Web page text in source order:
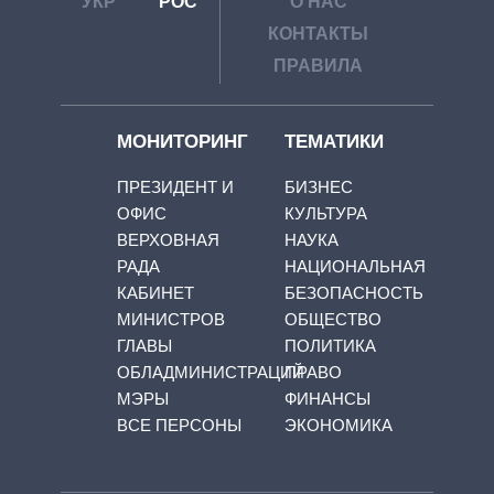
КОНТАКТЫ
ПРАВИЛА
МОНИТОРИНГ
ПРЕЗИДЕНТ И
ОФИС
ВЕРХОВНАЯ
РАДА
КАБИНЕТ
МИНИСТРОВ
ГЛАВЫ
ОБЛАДМИНИСТРАЦИЙ
МЭРЫ
ВСЕ ПЕРСОНЫ
ТЕМАТИКИ
БИЗНЕС
КУЛЬТУРА
НАУКА
НАЦИОНАЛЬНАЯ
БЕЗОПАСНОСТЬ
ОБЩЕСТВО
ПОЛИТИКА
ПРАВО
ФИНАНСЫ
ЭКОНОМИКА